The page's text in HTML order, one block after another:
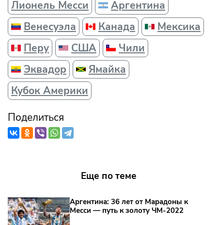
Лионель Месси
Аргентина
Венесуэла
Канада
Мексика
Перу
США
Чили
Эквадор
Ямайка
Кубок Америки
Поделиться
Еще по теме
Аргентина: 36 лет от Марадоны к
Месси — путь к золоту ЧМ‑2022